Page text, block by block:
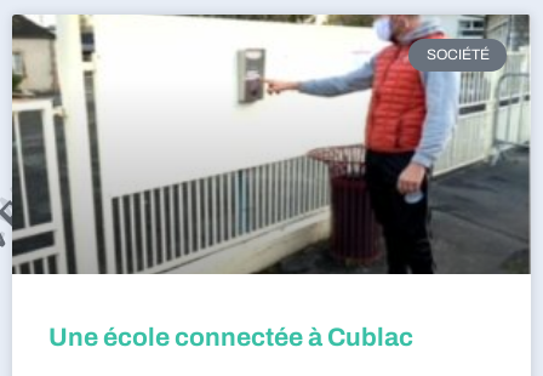
SOCIÉTÉ
Une école connectée à Cublac